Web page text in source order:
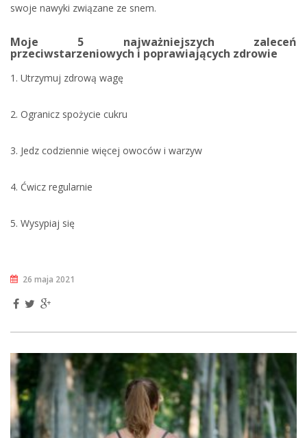
swoje nawyki związane ze snem.
Moje 5 najważniejszych zaleceń
przeciwstarzeniowych i poprawiających zdrowie
1. Utrzymuj zdrową wagę
2. Ogranicz spożycie cukru
3. Jedz codziennie więcej owoców i warzyw
4. Ćwicz regularnie
5. Wysypiaj się
26 maja 2021